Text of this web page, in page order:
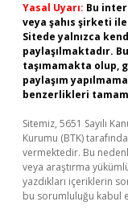
Yasal Uyarı: Bu
veya şahıs şirketi
Sitede yalnızca
paylaşılmaktadır.
taşımamakta olup,
paylaşım
benzerlikleri
Sitemiz, 5651 Sayılı
Kurumu (BTK)
vermektedir. Bu
veya araştırma
yazdıkları içeriklerin
bu sorumluluğu kabul